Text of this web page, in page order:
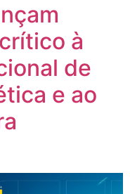
à
de
e ao